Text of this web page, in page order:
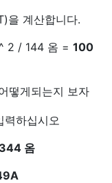
을 계산합니다.
2 / 144 옴 = 100
떻게되는지 보자
344 옴